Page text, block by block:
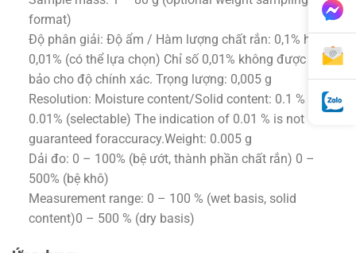
format)
Độ phân giải: Độ ẩm / Hàm lượng chất rắn: 0,1% hoặc
0,01% (có thể lựa chọn) Chỉ số 0,01% không được đảm
bảo cho độ chính xác. Trọng lượng: 0,005 g
Resolution: Moisture content/Solid content: 0.1 % or
0.01% (selectable) The indication of 0.01 % is not
guaranteed foraccuracy.Weight: 0.005 g
Dải đo: 0 – 100% (bệ ướt, thành phần chất rắn) 0 –
500% (bệ khô)
Measurement range: 0 – 100 % (wet basis, solid
content)0 – 500 % (dry basis)